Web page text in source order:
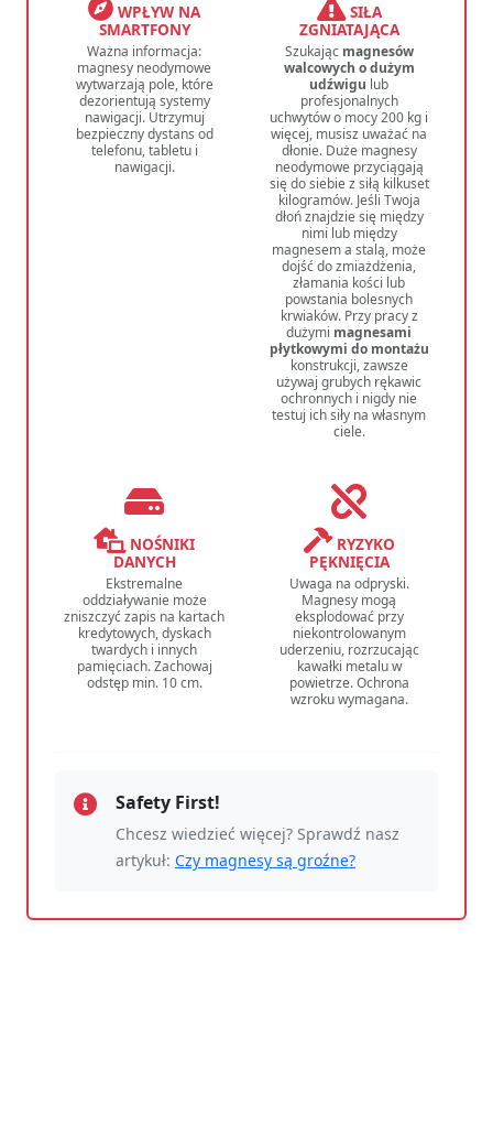
WPŁYW NA
SMARTFONY
Ważna informacja:
magnesy neodymowe
wytwarzają pole, które
dezorientują systemy
nawigacji. Utrzymuj
bezpieczny dystans od
telefonu, tabletu i
nawigacji.
SIŁA
ZGNIATAJĄCA
Szukając magnesów
walcowych o dużym
udźwigu lub
profesjonalnych
uchwytów o mocy 200 kg i
więcej, musisz uważać na
dłonie. Duże magnesy
neodymowe przyciągają
się do siebie z siłą kilkuset
kilogramów. Jeśli Twoja
dłoń znajdzie się między
nimi lub między
magnesem a stalą, może
dojść do zmiażdżenia,
złamania kości lub
powstania bolesnych
krwiaków. Przy pracy z
dużymi magnesami
płytkowymi do montażu
konstrukcji, zawsze
używaj grubych rękawic
ochronnych i nigdy nie
testuj ich siły na własnym
ciele.
NOŚNIKI
DANYCH
Ekstremalne
oddziaływanie może
zniszczyć zapis na kartach
kredytowych, dyskach
twardych i innych
pamięciach. Zachowaj
odstęp min. 10 cm.
RYZYKO
PĘKNIĘCIA
Uwaga na odpryski.
Magnesy mogą
eksplodować przy
niekontrolowanym
uderzeniu, rozrzucając
kawałki metalu w
powietrze. Ochrona
wzroku wymagana.
Safety First!
Chcesz wiedzieć więcej? Sprawdź nasz
artykuł: Czy magnesy są groźne?